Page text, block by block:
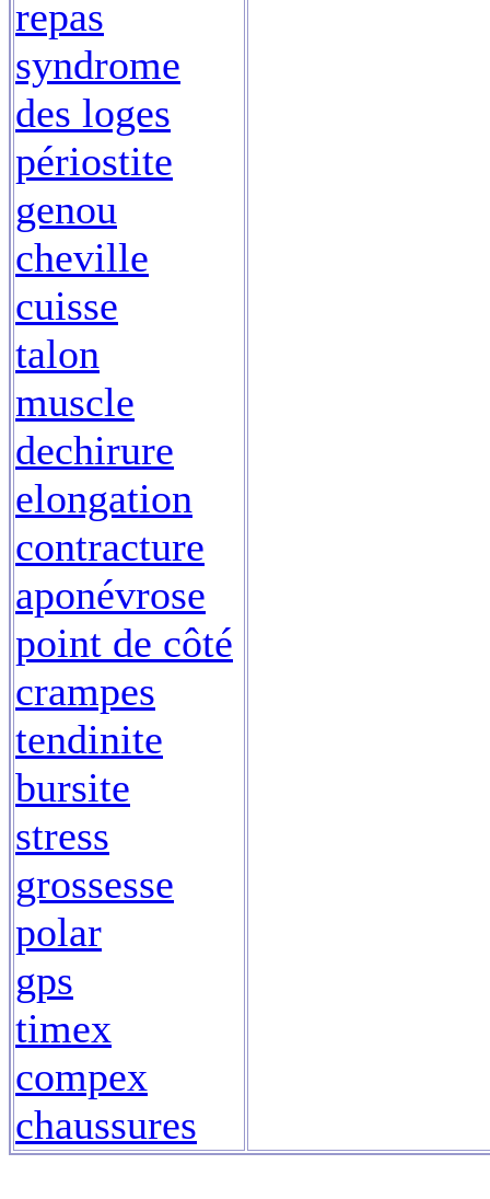
repas
syndrome
des loges
périostite
genou
cheville
cuisse
talon
muscle
dechirure
elongation
contracture
aponévrose
point de côté
crampes
tendinite
bursite
stress
grossesse
polar
gps
timex
compex
chaussures